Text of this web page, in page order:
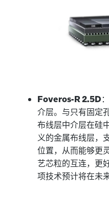
Foveros-R 2.5D
介层。与只有固定
布线层中介层在硅
义的金属布线层，
位置，从而能够更
艺芯粒的互连，更
项技术预计将在未